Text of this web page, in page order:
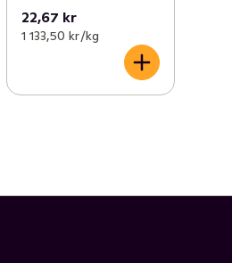
22,67 kr
1 133,50 kr /kg